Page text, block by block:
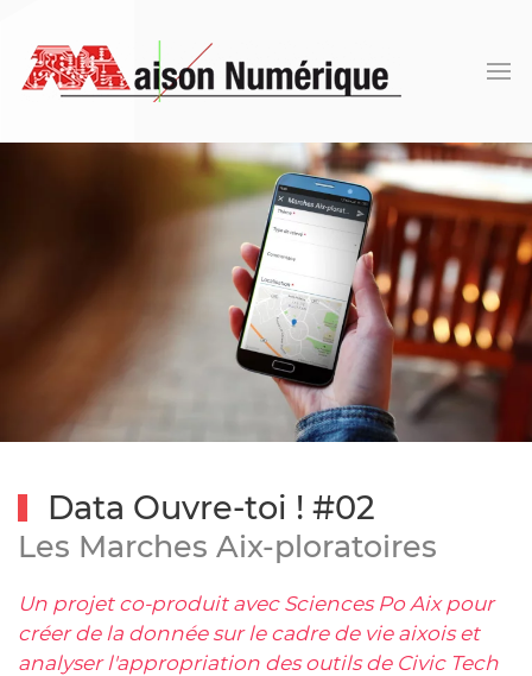
Data Ouvre-toi ! #02
Les Marches Aix-ploratoires
Un projet co-produit avec Sciences Po Aix pour
créer de la donnée sur le cadre de vie aixois et
analyser l'appropriation des outils de Civic Tech